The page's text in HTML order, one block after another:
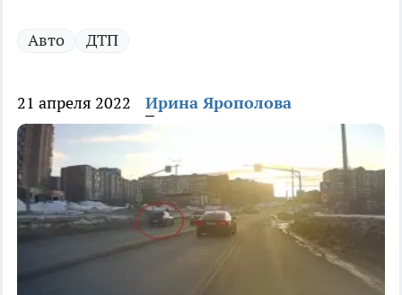
Авто ДТП
21 апреля 2022 Ирина Ярополова